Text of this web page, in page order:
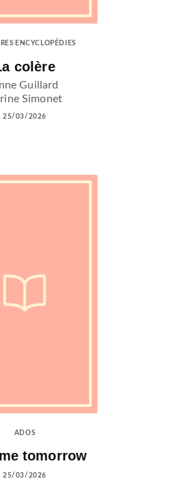
ENCYCLOPÉDIES
colère
Guillard
Simonet
25/03/2026
ADOS
tomorrow
25/03/2026